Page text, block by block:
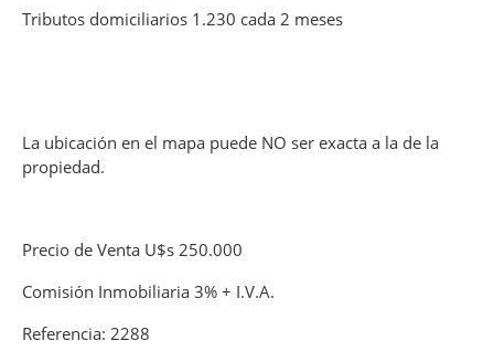
Tributos domiciliarios 1.230 cada 2 meses
La ubicación en el mapa puede NO ser exacta a la de la
propiedad.
Precio de Venta U$s 250.000
Comisión Inmobiliaria 3% + I.V.A.
Referencia: 2288